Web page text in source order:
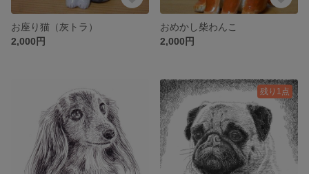
お座り猫（灰トラ）
2,000円
おめかし柴わんこ
2,000円
残り1点